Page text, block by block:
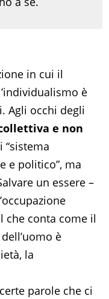
in cui il
è
Agli occhi degli
e non
“sistema
e politico”, ma
un essere –
che conta come il
è
la
parole che ci